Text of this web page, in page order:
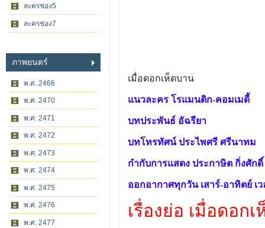
ละครช่อง5
ละครช่อง7
ภาพยนตร์
พ.ศ. 2466
พ.ศ. 2470
พ.ศ. 2471
พ.ศ. 2472
พ.ศ. 2473
พ.ศ. 2474
พ.ศ. 2475
พ.ศ. 2476
พ.ศ. 2477
เมื่อดอกเห็ดบาน
แนวละคร โรแมนติก-คอมเมดี้
บทประพันธ์ อัฉรียา
บทโทรทัศน์ ประไพศรี ศรีนาทม
กำกับการแสดง ประกาษิต กิ่งศักดิ์
ออกอากาศทุกวัน เสาร์-อาทิตย์ เ
เรื่องย่อ เมื่อดอก